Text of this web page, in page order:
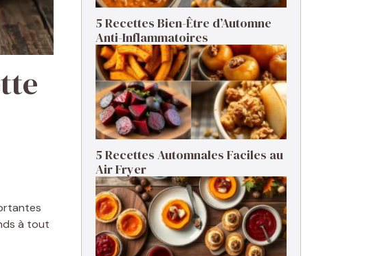
à tout
5 Recettes Bien-Être d’Automne
Anti-Inflammatoires
5 Recettes Automnales Faciles au
Air Fryer